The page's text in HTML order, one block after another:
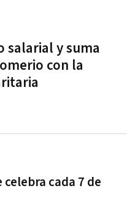
salarial y suma
con la
cada 7 de